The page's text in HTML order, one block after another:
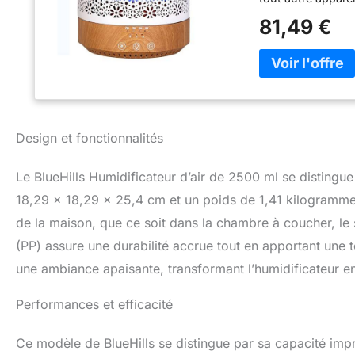
multiples modes
l'empêche de
émission de
utilisation en
également
de taille
Peut contenir
modifier les
régler la brume
options pratiques
pratique dont
81,49 €
Design et fonctionnalités
Le BlueHills Humidificateur d’air de 2500 ml se
18,29 x 18,29 x 25,4 cm et un poids de 1,41
de la maison, que ce soit dans la chambre à coucher,
(PP) assure une durabilité accrue tout en apportant
une ambiance apaisante, transformant l’humidificateur
Performances et efficacité
Ce modèle de BlueHills se distingue par sa capacité